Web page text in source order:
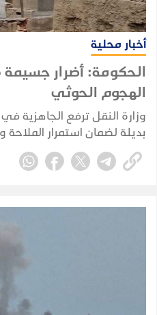
أخبار محلية
الحكومة: أضرار جسيمة
الهجوم الحوثي
وزارة النقل ترفع
بديلة لضمان استمرار